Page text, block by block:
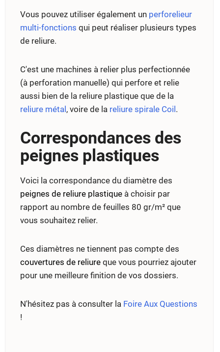
Vous pouvez utiliser également un perforelieur
multi-fonctions qui peut réaliser plusieurs types
de reliure.
C'est une machines à relier plus perfectionnée
(à perforation manuelle) qui perfore et relie
aussi bien de la reliure plastique que de la
reliure métal, voire de la reliure spirale Coil.
Correspondances des
peignes plastiques
Voici la correspondance du diamètre des
peignes de reliure plastique à choisir par
rapport au nombre de feuilles 80 gr/m² que
vous souhaitez relier.
Ces diamètres ne tiennent pas compte des
couvertures de reliure que vous pourriez ajouter
pour une meilleure finition de vos dossiers.
N'hésitez pas à consulter la Foire Aux Questions
!